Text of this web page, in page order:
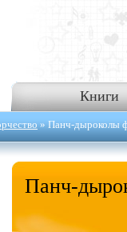
Книги
» Панч-дыроколы
Панч-